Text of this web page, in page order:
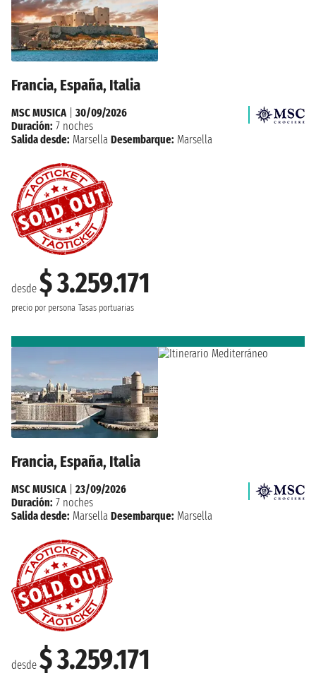
Francia, España, Italia
desde $ 3.259.171
precio por persona Tasas portuarias
MSC MUSICA| 30/09/2026
Duración: 7 noches
Salida desde: Marsella Desembarque: Marsella
Francia, España, Italia
desde $ 3.259.171
MSC MUSICA| 23/09/2026
Duración: 7 noches
Salida desde: Marsella Desembarque: Marsella